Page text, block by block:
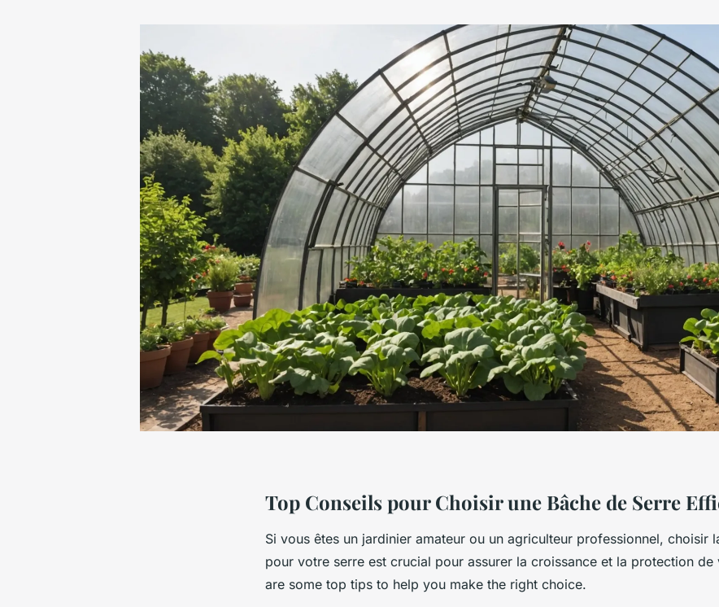
Top Conseils pour Choisir une Bâche de Serre
Si vous êtes un jardinier amateur ou un agriculteur professionnel, choisir
pour votre serre est crucial pour assurer la croissance et la protection de
are some top tips to help you make the right choice.